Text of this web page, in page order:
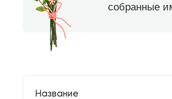
собранные
Название